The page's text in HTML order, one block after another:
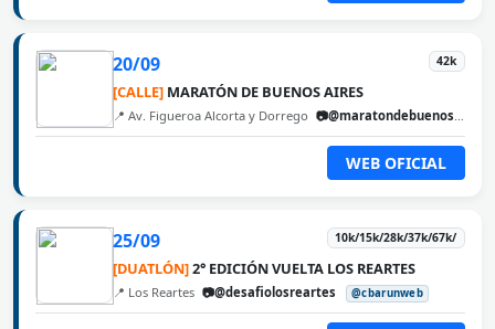
20/09 42k
[CALLE] MARATÓN DE BUENOS AIRES
📍 Av. Figueroa Alcorta y Dorrego 📷@maratondebuenosaires
WEB OFICIAL
25/09 10k/15k/28k/37k/67k/
[DUATLÓN]2° EDICIÓN VUELTA LOS REARTES
📍 Los Reartes 📷@desafiolosreartes @cbarunweb